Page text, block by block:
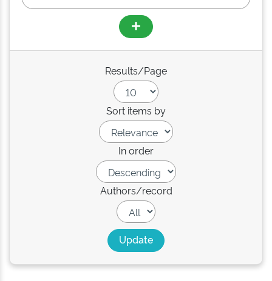
Results/Page
Sort items by
In order
Authors/record